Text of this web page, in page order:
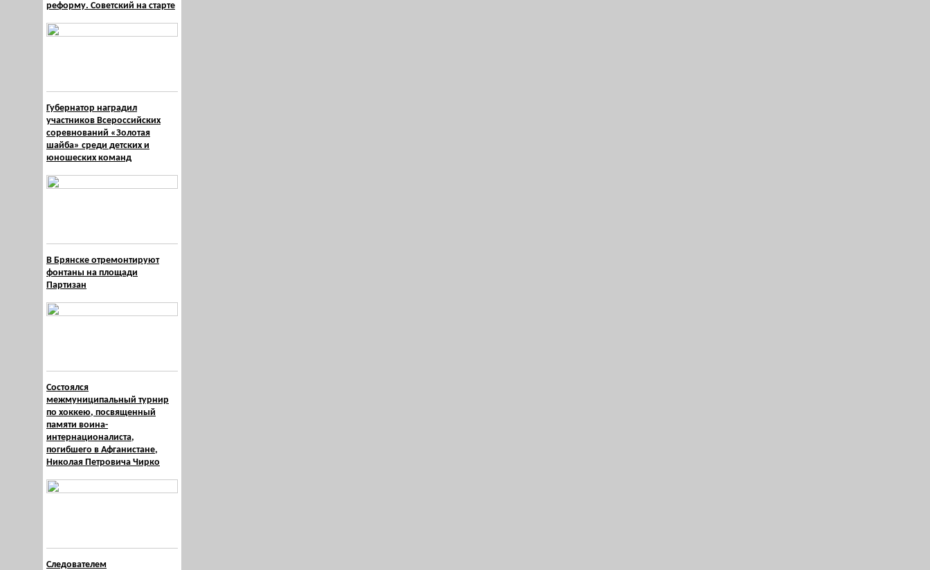
реформу. Советский на старте
Губернатор наградил
участников Всероссийских
соревнований «Золотая
шайба» среди детских и
юношеских команд
В Брянске отремонтируют
фонтаны на площади
Партизан
Состоялся
межмуниципальный турнир
по хоккею, посвященный
памяти воина-
интернационалиста,
погибшего в Афганистане,
Николая Петровича Чирко
Следователем